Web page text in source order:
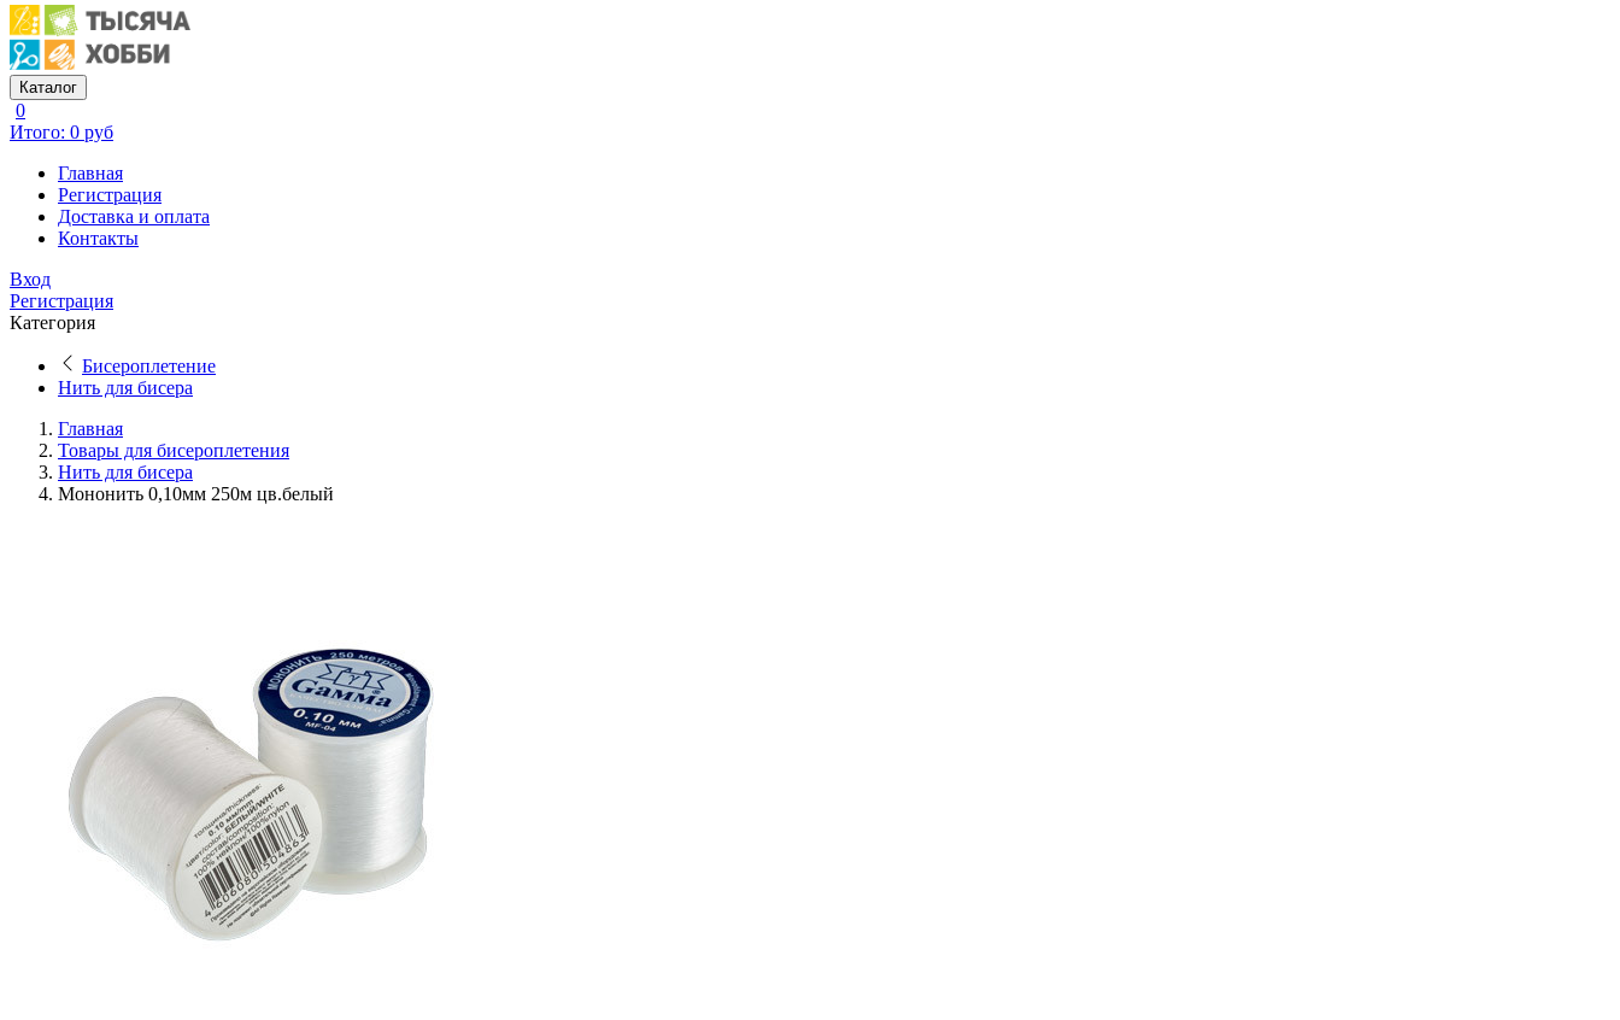
Каталог
0
Итого: 0 руб
Главная
Регистрация
Доставка и оплата
Контакты
Вход
Регистрация
Категория
Бисероплетение
Нить для бисера
Главная
Товары для бисероплетения
Нить для бисера
Мононить 0,10мм 250м цв.белый